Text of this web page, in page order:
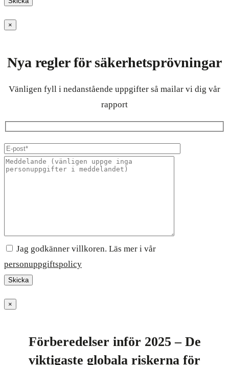
×
Nya regler för säkerhetsprövningar
Vänligen fyll i nedanstående uppgifter så mailar vi dig vår
rapport
Jag godkänner villkoren. Läs mer i vår
personuppgiftspolicy
×
Förberedelser inför 2025 – De
viktigaste globala riskerna för